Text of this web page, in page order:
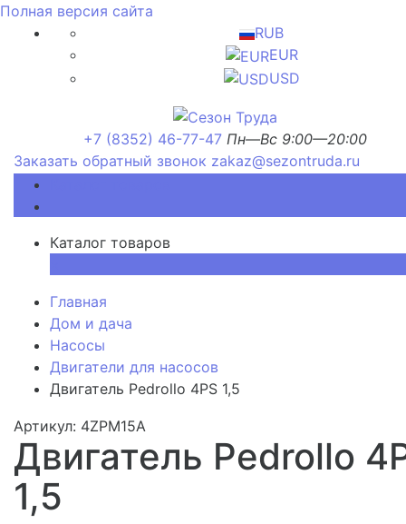
Полная версия сайта
RUB
EUR
USD
+7 (8352) 46-77-47 Пн—Вс 9:00—20:00
Заказать обратный звонок zakaz@sezontruda.ru
Каталог товаров
Главная
Дом и дача
Насосы
Двигатели для насосов
Двигатель Pedrollo 4PS 1,5
Артикул: 4ZPM15A
Двигатель Pedrollo
1,5